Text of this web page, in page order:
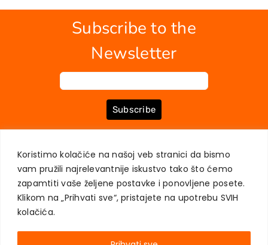
Koristimo kolačiće na našoj veb stranici da bismo
vam pružili najrelevantnije iskustvo tako što ćemo
zapamtiti vaše željene postavke i ponovljene posete.
Klikom na „Prihvati sve“, pristajete na upotrebu SVIH
kolačića.
Subscribe to the
Newsletter
Subscribe
USER PRIVACY PROTECTION